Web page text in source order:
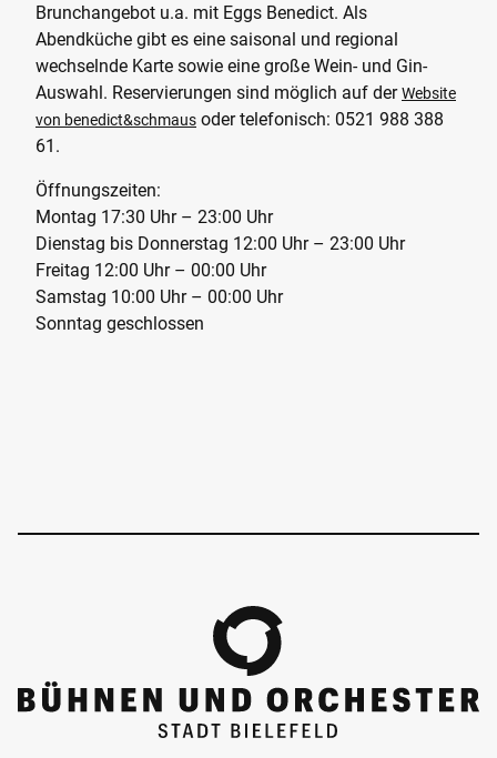
Brunchangebot u.a. mit Eggs Benedict. Als
Abendküche gibt es eine saisonal und regional
wechselnde Karte sowie eine große Wein- und Gin-
Auswahl. Reservierungen sind möglich auf derWebsite
von benedict&schmaus oder telefonisch: 0521 988 388
61.
Öffnungszeiten:
Montag 17:30 Uhr – 23:00 Uhr
Dienstag bis Donnerstag 12:00 Uhr – 23:00 Uhr
Freitag 12:00 Uhr – 00:00 Uhr
Samstag 10:00 Uhr – 00:00 Uhr
Sonntag geschlossen